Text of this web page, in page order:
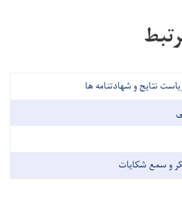
نتایج و شهادتنامه ها
و سمع شکایات